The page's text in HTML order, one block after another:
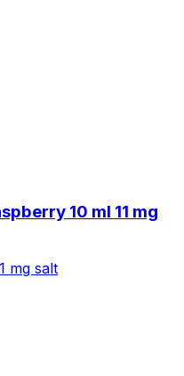
10 ml 11 mg
mg salt